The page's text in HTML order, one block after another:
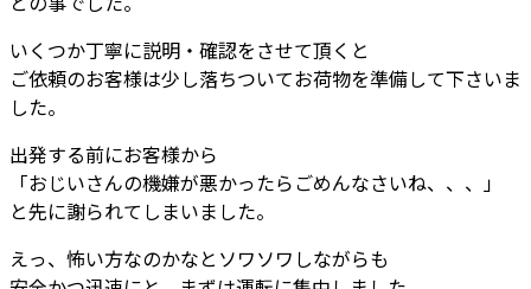
いくつか丁寧に説明・確認をさせて頂くと
ご依頼のお客様は少し落ちついてお荷物を準備して下さいま
した。
出発する前にお客様から
「おじいさんの機嫌が悪かったらごめんなさいね、、、」
と先に謝られてしまいました。
えっ、怖い方なのかなとソワソワしながらも